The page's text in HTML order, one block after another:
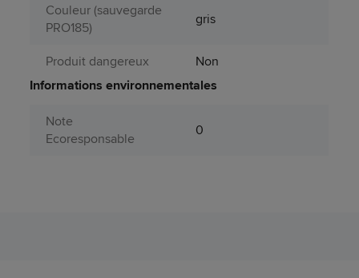
Couleur (sauvegarde
PRO185)
gris
Produit dangereux
Non
Informations environnementales
Note
Ecoresponsable
0